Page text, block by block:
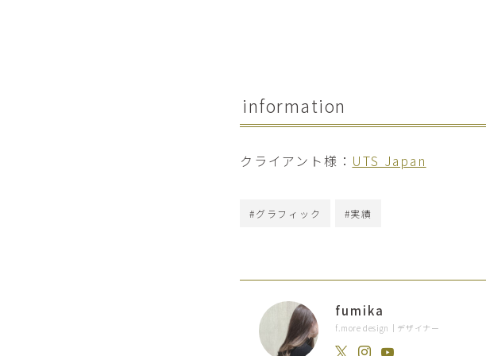
information
クライアント様： UTS Japan
#グラフィック #実績
fumika
f.more design｜デザイナー